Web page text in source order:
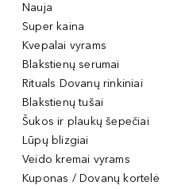
Nauja
Super kaina
Kvepalai vyrams
Blakstienų serumai
Rituals Dovanų rinkiniai
Blakstienų tušai
Šukos ir plaukų šepečiai
Lūpų blizgiai
Veido kremai vyrams
Kuponas / Dovanų kortelė